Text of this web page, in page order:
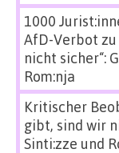
1000
AfD-Verbot zu
nicht sicher“:
Rom:nja
Kritischer
gibt, sind wir
Sinti:zze und